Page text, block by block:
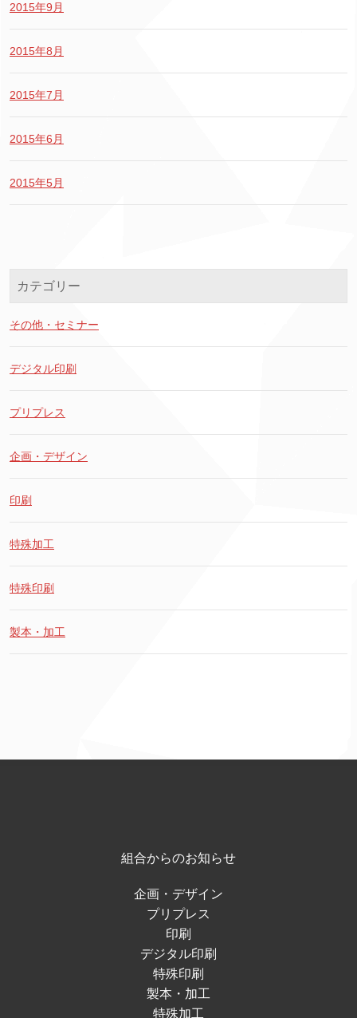
2015年9月
2015年8月
2015年7月
2015年6月
2015年5月
カテゴリー
その他・セミナー
デジタル印刷
プリプレス
企画・デザイン
印刷
特殊加工
特殊印刷
製本・加工
組合からのお知らせ
企画・デザイン
プリプレス
印刷
デジタル印刷
特殊印刷
製本・加工
特殊加工